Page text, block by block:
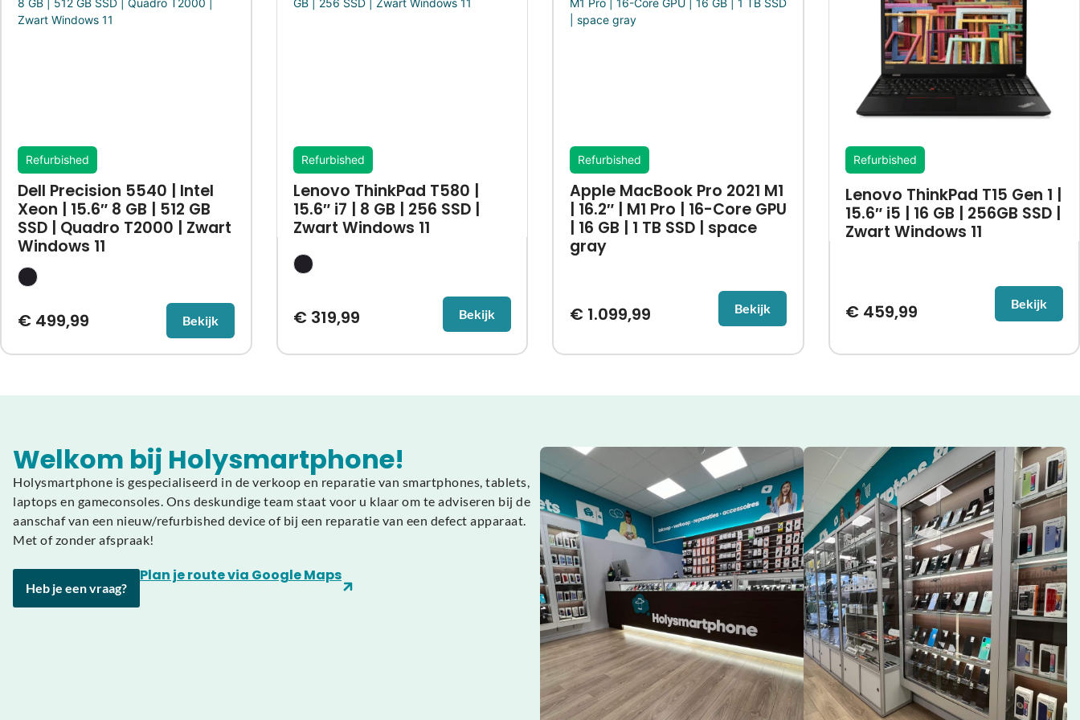
Refurbished
Dell Precision 5540 | Intel
Xeon | 15.6″ 8 GB | 512 GB
SSD | Quadro T2000 | Zwart
Windows 11
€499,99 Bekijk
Refurbished
Lenovo ThinkPad T580 |
15.6″ i7 | 8 GB | 256 SSD |
Zwart Windows 11
€ 319,99 Bekijk
Refurbished
Apple MacBook Pro 2021 M1
| 16.2″ | M1 Pro | 16-Core GPU
| 16 GB | 1 TB SSD | space
gray
€1.099,99 Bekijk
Refurbished
Lenovo ThinkPad T15 Gen 1 |
15.6″ i5 | 16 GB | 256GB SSD |
Zwart Windows 11
€ 459,99 Bekijk
Welkom bij Holysmartphone!
Holysmartphone is gespecialiseerd in de verkoop en reparatie van smartphones, tablets,
laptops en gameconsoles. Ons deskundige team staat voor u klaar om te adviseren bij de
aanschaf van een nieuw/refurbished device of bij een reparatie van een defect apparaat.
Met of zonder afspraak!
Heb je een vraag?
Plan je route via Google Maps